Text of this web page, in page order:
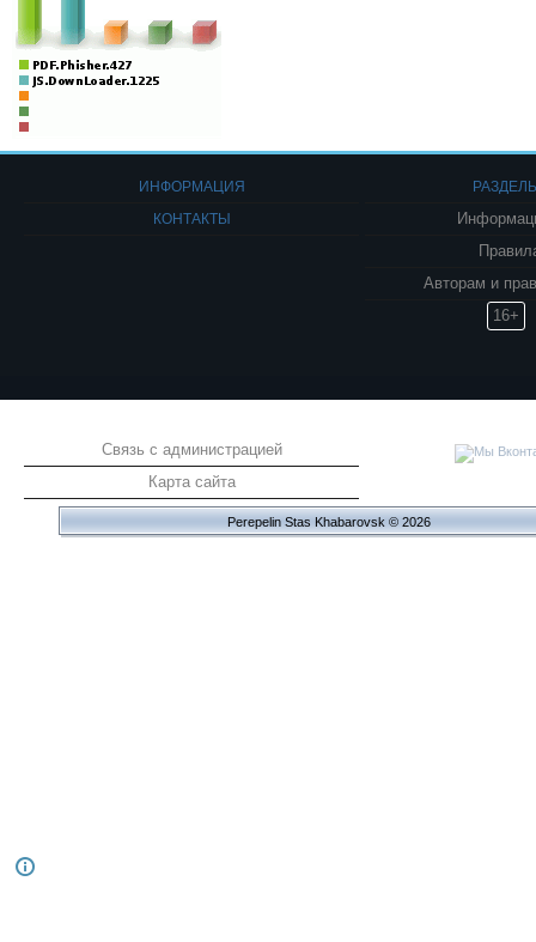
ИНФОРМАЦИЯ
КОНТАКТЫ
Авторам и
16+
Связь с администрацией
Карта сайта
Perepelin Stas Khabarovsk © 2026